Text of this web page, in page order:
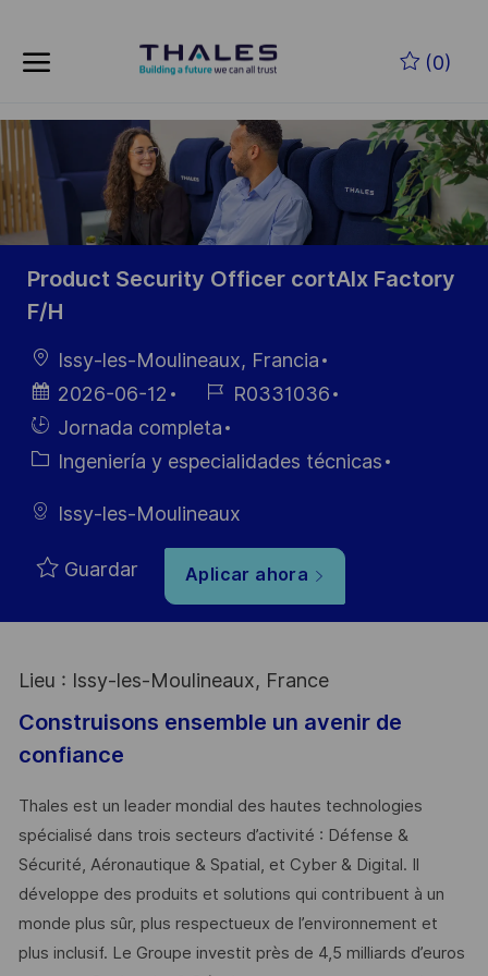
(0)
-
Product Security Officer cortAIx Factory
F/H
Ubicación
Issy-les-Moulineaux, Francia
Fecha de
publicación
2026-06-12
ID de
empleo
R0331036
Hiring
Type
Jornada completa
Categoría
Ingeniería y especialidades técnicas
Issy-les-Moulineaux
Guardar Aplicar ahora
Lieu : Issy-les-Moulineaux, France
Construisons ensemble un avenir de
confiance
Thales est un leader mondial des hautes technologies
spécialisé dans trois secteurs d’activité : Défense &
Sécurité, Aéronautique & Spatial, et Cyber & Digital. Il
développe des produits et solutions qui contribuent à un
monde plus sûr, plus respectueux de l’environnement et
plus inclusif. Le Groupe investit près de 4,5 milliards d’euros